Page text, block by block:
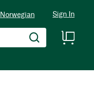
Norwegian Sign In